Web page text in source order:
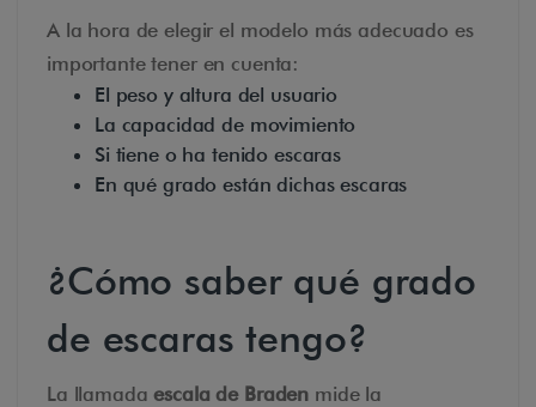
A la hora de elegir el modelo más adecuado es
importante tener en cuenta:
El peso y altura del usuario
La capacidad de movimiento
Si tiene o ha tenido escaras
En qué grado están dichas escaras
¿Cómo saber qué grado
de escaras tengo?
La llamada escala de Braden mide la